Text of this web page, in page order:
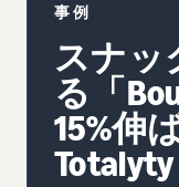
事例
スナッ
る「
15%伸
Totalyty